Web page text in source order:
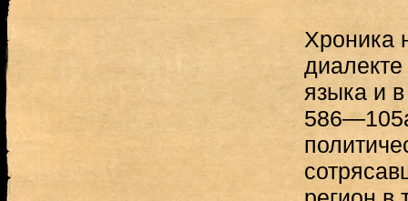
Хроника
диалекте
языка и